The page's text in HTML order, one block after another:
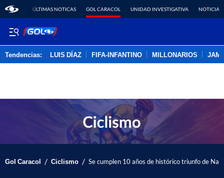
ÚLTIMAS NOTICAS GOL CARACOL UNIDAD INVESTIGATIVA NOTICIAS
Tendencias: LUIS DÍAZ FIFA-INFANTINO MILLONARIOS
Gol Caracol / Ciclismo / Se cumplen 10 años de histórico triunfo de